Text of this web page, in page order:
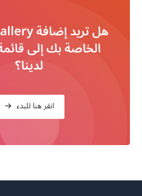
الخاصة بك إلى
لدينا؟
انقر هنا للبدء